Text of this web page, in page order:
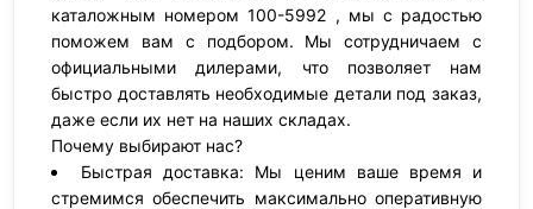
каталожным номером 100-5992 , мы с радостью
поможем вам с подбором. Мы сотрудничаем с
официальными дилерами, что позволяет нам
быстро доставлять необходимые детали под заказ,
даже если их нет на наших складах.
Почему выбирают нас?
Быстрая доставка: Мы ценим ваше время и
стремимся обеспечить максимально оперативную